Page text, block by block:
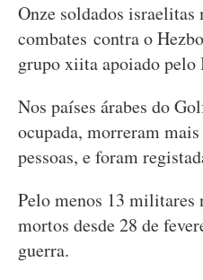
Onze soldados
combates contra o
grupo xiita apoiado pelo
Nos países árabes do
ocupada, morreram mais
pessoas, e foram
Pelo menos 13 militares
mortos desde 28 de
guerra.